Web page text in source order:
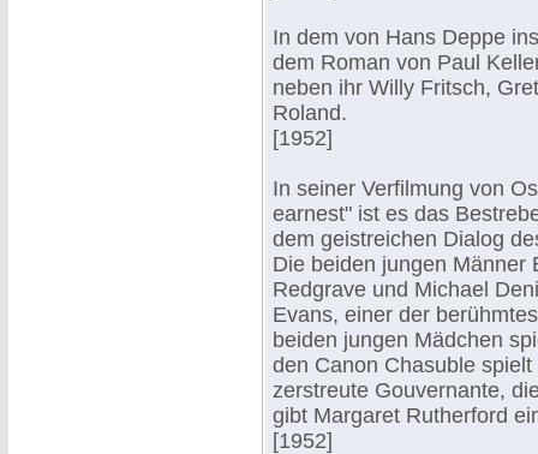
In dem von Hans Deppe
dem Roman von Paul
neben ihr Willy Fritsch,
Roland.
[1952]
In seiner Verfilmung von
earnest" ist es das
dem geistreichen Dialog
Die beiden jungen Männer
Redgrave und Michael
Evans, einer der
beiden jungen Mädchen
den Canon Chasuble
zerstreute Gouvernante,
gibt Margaret Rutherford
[1952]